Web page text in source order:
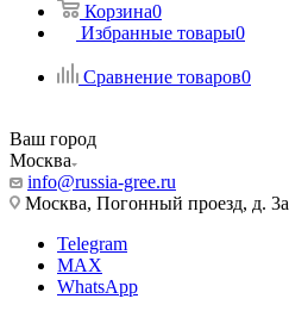
Корзина0
Избранные товары0
Сравнение товаров0
Ваш город
Москва
info@russia-gree.ru
Москва, Погонный проезд, д. 3а
Telegram
MAX
WhatsApp